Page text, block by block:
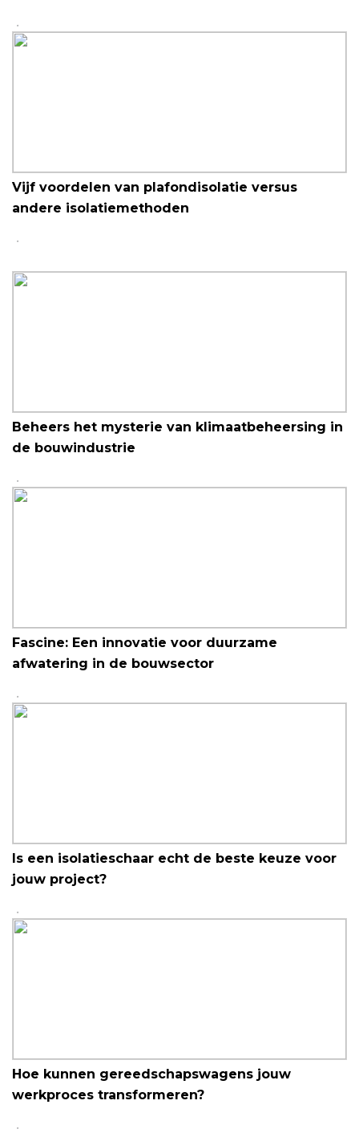
Vijf voordelen van plafondisolatie versus
andere isolatiemethoden
Beheers het mysterie van klimaatbeheersing in
de bouwindustrie
Fascine: Een innovatie voor duurzame
afwatering in de bouwsector
Is een isolatieschaar echt de beste keuze voor
jouw project?
Hoe kunnen gereedschapswagens jouw
werkproces transformeren?